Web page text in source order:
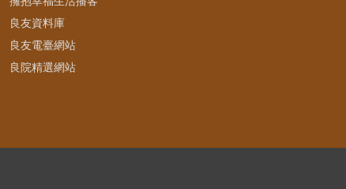
良友資料庫
良友電臺網站
良院精選網站